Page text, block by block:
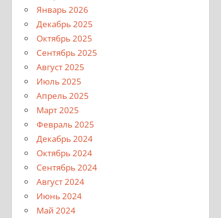
Январь 2026
Декабрь 2025
Октябрь 2025
Сентябрь 2025
Август 2025
Июль 2025
Апрель 2025
Март 2025
Февраль 2025
Декабрь 2024
Октябрь 2024
Сентябрь 2024
Август 2024
Июнь 2024
Май 2024